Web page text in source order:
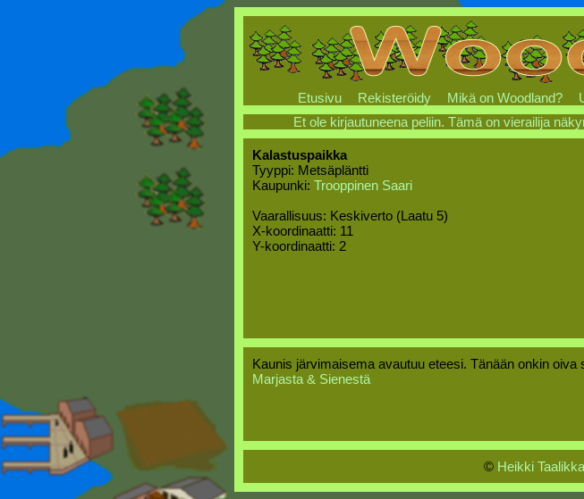
Etusivu Rekisteröidy Mikä on Woodland?
Et ole kirjautuneena peliin. Tämä on vierailija
Kalastuspaikka
Tyyppi: Metsäpläntti
Kaupunki: Trooppinen Saari
Vaarallisuus: Keskiverto (Laatu 5)
X-koordinaatti: 11
Y-koordinaatti: 2
Kaunis järvimaisema avautuu eteesi. Tänään onkin oiva
Marjasta & Sienestä
© Heikki Taalikka